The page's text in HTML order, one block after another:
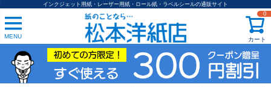
インクジェット用紙・レーザー用紙・ロール紙・ラベルシールの通販サイト
MENU カート
0